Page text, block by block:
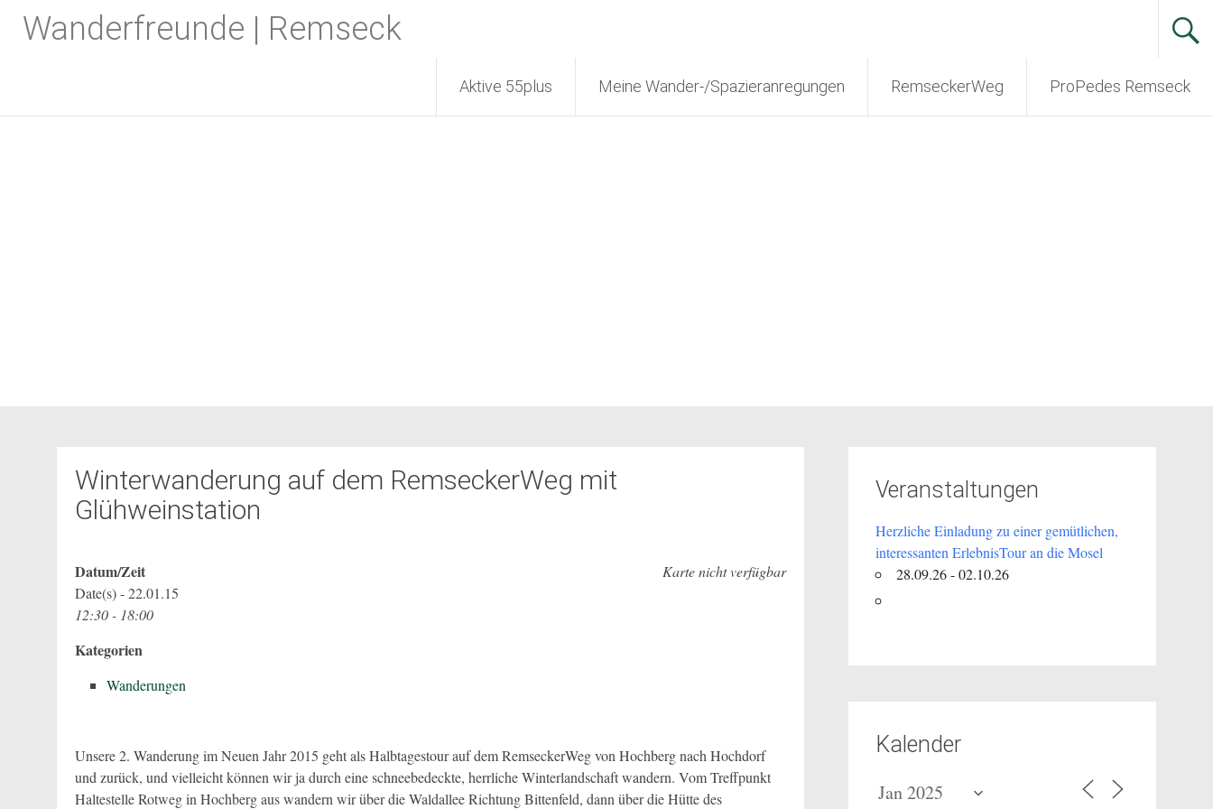
InhaltWanderfreunde | Remseck
Aktive 55plus Meine Wander-/Spazieranregungen RemseckerWeg ProPedes Remseck
Winterwanderung auf dem RemseckerWeg mit
Glühweinstation
Karte nicht verfügbar
Datum/Zeit
Date(s) - 22.01.15
12:30 - 18:00
Kategorien
Wanderungen
Unsere 2. Wanderung im Neuen Jahr 2015 geht als Halbtagestour auf dem RemseckerWeg von Hochberg nach Hochdorf
und zurück, und vielleicht können wir ja durch eine schneebedeckte, herrliche Winterlandschaft wandern. Vom Treffpunkt
Haltestelle Rotweg in Hochberg aus wandern wir über die Waldallee Richtung Bittenfeld, dann über die Hütte des
Veranstaltungen
Herzliche Einladung zu einer gemütlichen,
interessanten ErlebnisTour an die Mosel
28.09.26 - 02.10.26
Kalender